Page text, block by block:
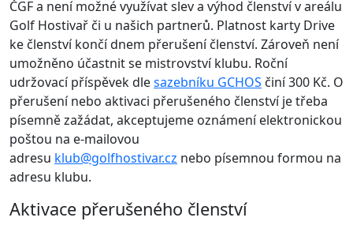
ČGF a není možné využívat slev a výhod členství v areálu
Golf Hostivař či u našich partnerů. Platnost karty Drive
ke členství končí dnem přerušení členství. Zároveň není
umožněno účastnit se mistrovství klubu. Roční
udržovací příspěvek dlesazebníku GCHOS činí 300 Kč. O
přerušení nebo aktivaci přerušeného členství je třeba
písemně zažádat, akceptujeme oznámení elektronickou
poštou na e-mailovou
adresu klub@golfhostivar.cz nebo písemnou formou na
adresu klubu.
Aktivace přerušeného členství